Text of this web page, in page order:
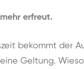
erfreut.
bekommt der
Geltung.